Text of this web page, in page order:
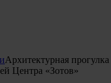
Архитектурная
Центра «Зотов»